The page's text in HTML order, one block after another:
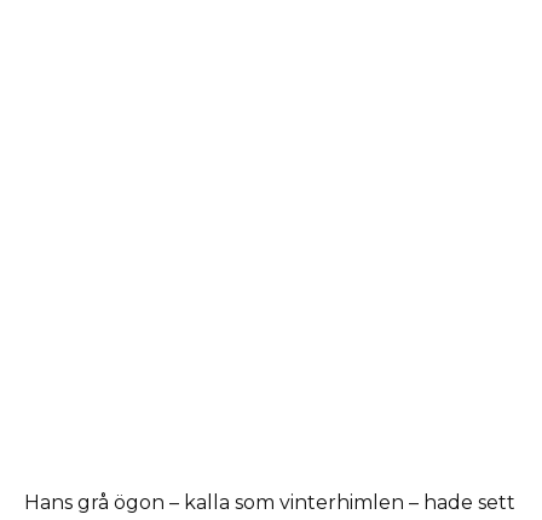
Hans grå ögon – kalla som vinterhimlen – hade sett